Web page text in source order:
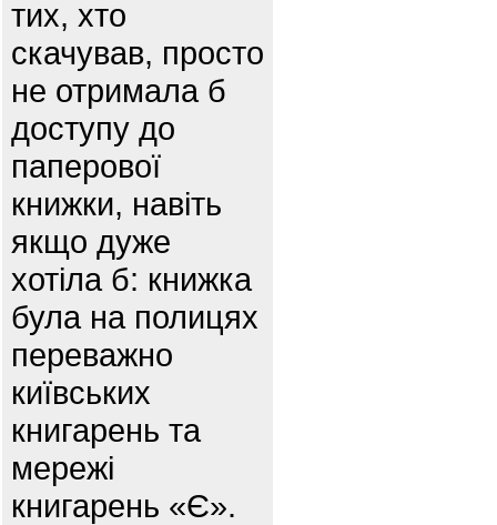
тих, хто
скачував, просто
не отримала б
доступу до
паперової
книжки, навіть
якщо дуже
хотіла б: книжка
була на полицях
переважно
київських
книгарень та
мережі
книгарень «Є».